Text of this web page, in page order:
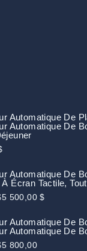
Automatique De
Automatique De
Automatique De
Écran Tactile,
5 500,00 $
Automatique De
Automatique De
5 800,00